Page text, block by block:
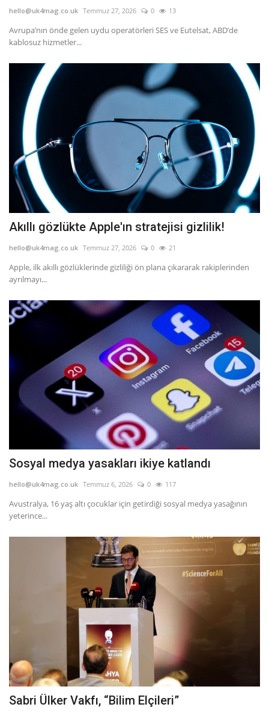
hello@uk4mag.co.uk Temmuz 27, 2026 0 13
Avrupa’nın önde gelen uydu operatörleri SES ve Eutelsat, ABD’de
kablosuz hizmetler...
Akıllı gözlükte Apple'ın stratejisi gizlilik!
hello@uk4mag.co.uk Temmuz 27, 2026 0 21
Apple, ilk akıllı gözlüklerinde gizliliği ön plana çıkararak rakiplerinden
ayrılmayı...
Sosyal medya yasakları ikiye katlandı
hello@uk4mag.co.uk Temmuz 6, 2026 0 117
Avustralya, 16 yaş altı çocuklar için getirdiği sosyal medya yasağının
yeterince...
Sabri Ülker Vakfı, “Bilim Elçileri”